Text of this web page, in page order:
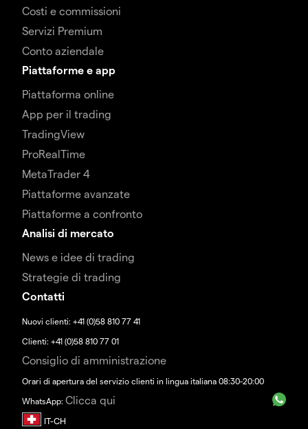
Costi e commissioni
Servizi Premium
Conto aziendale
Piattaforme e app
Piattaforma online
App per il trading
TradingView
ProRealTime
MetaTrader 4
Piattaforme avanzate
Piattaforme a confronto
Analisi di mercato
News e idee di trading
Strategie di trading
Contatti
Nuovi clienti: +41 (0)58 810 77 41
Clienti: +41 (0)58 810 77 01
Consiglio di amministrazione
Orari di apertura del servizio clienti in lingua italiana 08:30-20:00
WhatsApp: Clicca qui